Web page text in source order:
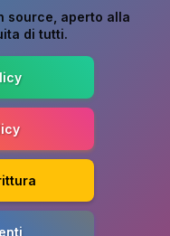
source , aperto alla
di tutti.